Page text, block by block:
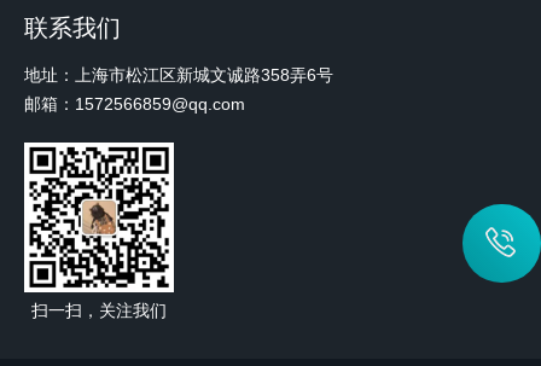
联系我们
地址：上海市松江区新城文诚路358弄6号
邮箱：1572566859@qq.com
扫一扫，关注我们